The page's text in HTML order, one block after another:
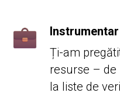
Ți-am
resurse – de
la liste de